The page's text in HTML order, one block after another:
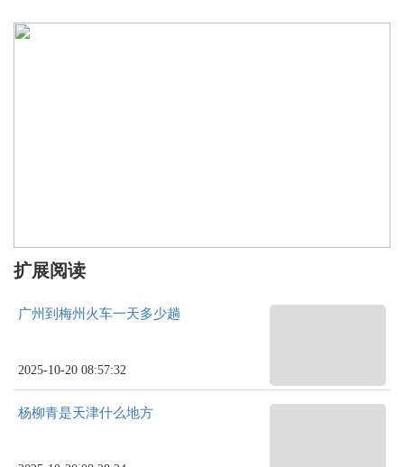
扩展阅读
广州到梅州火车一天多少趟
2025-10-20 08:57:32
杨柳青是天津什么地方